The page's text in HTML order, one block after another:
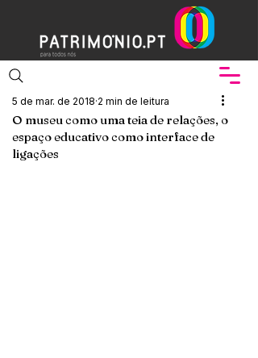
O museu como uma teia de relações, o
espaço educativo como interface de
ligações
5 de mar. de 2018 2 min de leitura